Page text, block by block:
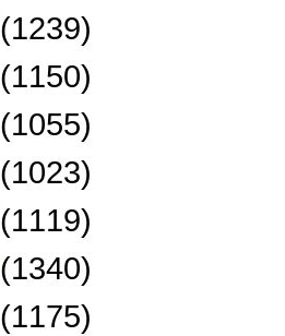
(1239)
(1150)
(1055)
(1023)
(1119)
(1340)
(1175)